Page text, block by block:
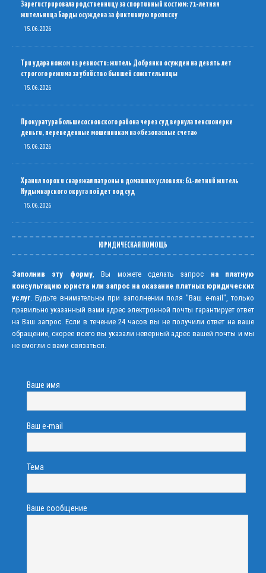
Зарегистрировала родственницу за спортивный костюм: 71-летняя
жительница Барды осуждена за фиктивную прописку
15.06.2026
Три удара ножом из ревности: житель Добрянки осужден на девять лет
строгого режима за убийство бывшей сожительницы
15.06.2026
Прокуратура Большесосновского района через суд вернула пенсионерке
деньги, переведенные мошенникам на «безопасные счета»
15.06.2026
Хранил порох и снаряжал патроны в домашних условиях: 61-летний житель
Кудымкарского округа пойдет под суд
15.06.2026
ЮРИДИЧЕСКАЯ ПОМОЩЬ
Заполнив эту форму, Вы можете сделать запрос на платную
консультацию юриста или запрос на оказание платных юридических
услуг. Будьте внимательны при заполнении поля "Ваш e-mail", только
правильно указанный вами адрес электронной почты гарантирует ответ
на Ваш запрос. Если в течение 24 часов вы не получили ответ на ваше
обращение, скорее всего вы указали неверный адрес вашей почты и мы
не смогли с вами связаться.
Ваше имя
Ваш e-mail
Тема
Ваше сообщение